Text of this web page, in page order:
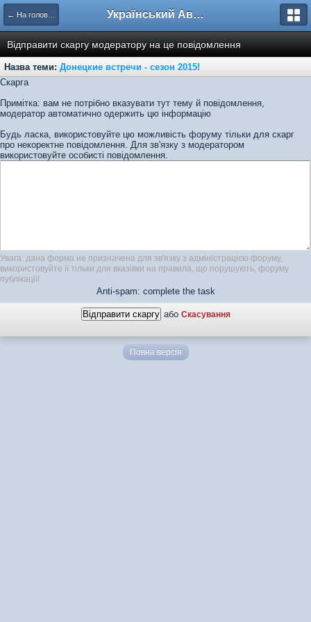
← На головну Український Автоклуб ВАЗ
Відправити скаргу модератору на це повідомлення
Назва теми: Донецкие встречи - сезон 2015!
Скарга
Примітка: вам не потрібно вказувати тут тему й повідомлення,
модератор автоматично одержить цю інформацію
Будь ласка, використовуйте цю можливість форуму тільки для скарг
про некоректне повідомлення. Для зв'язку з модератором
використовуйте особисті повідомлення.
Увага: дана форма не призначена для зв'язку з адміністрацією форуму,
використовуйте її тільки для вказівки на правила, що порушують, форуму
публікації!
Anti-spam: complete the task
або Скасування
Повна версія